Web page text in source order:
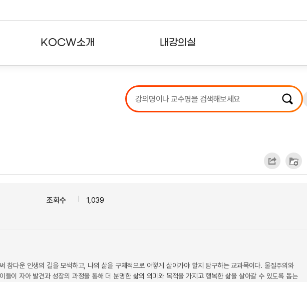
KOCW소개 내강의실
강의리스트
수강확인증강의
조회수 1,039
참다운 인생의 길을 모색하고, 나의 삶을 구체적으로 어떻게 살아가야 할지 탐구하는 교과목이다. 물질주의와
이 자아 발견과 성장의 과정을 통해 더 분명한 삶의 의미와 목적을 가지고 행복한 삶을 살아갈 수 있도록 돕는